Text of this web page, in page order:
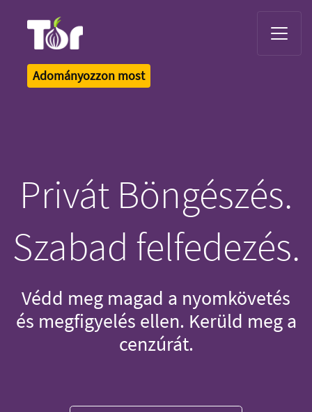
Adományozzon most
Privát Böngészés.
Szabad felfedezés.
Védd meg magad a nyomkövetés
és megfigyelés ellen. Kerüld meg a
cenzúrát.